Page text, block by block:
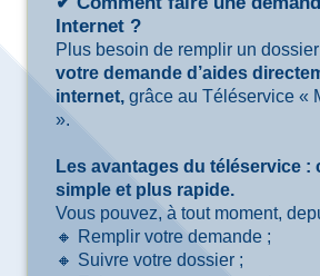
Internet ?
Plus besoin de remplir un
votre demande d’aides
internet,grâce au Téléservice «
».
Les avantages du téléservice :
simple et plus rapide.
Vous pouvez, à tout moment,
🔸 Remplir votre demande ;
🔸 Suivre votre dossier ;